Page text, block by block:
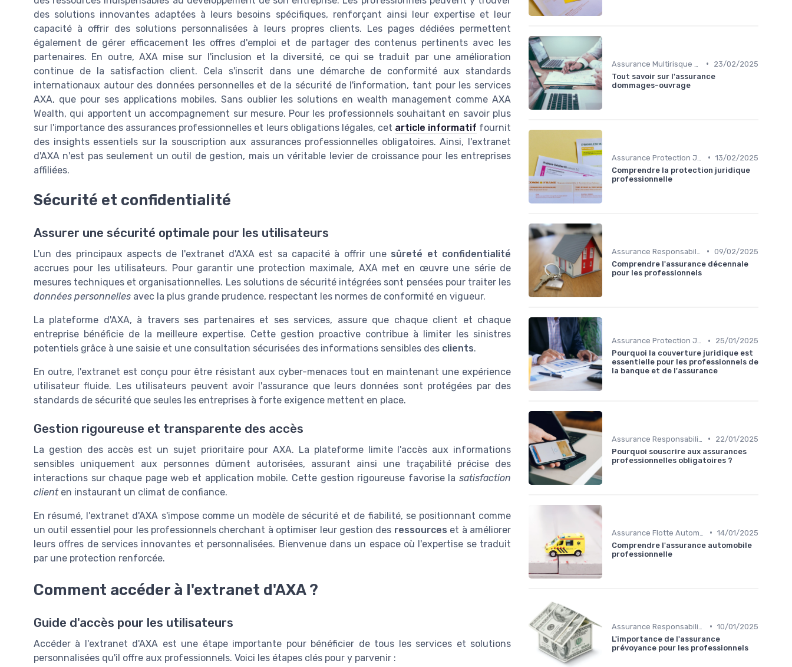
des solutions innovantes adaptées à leurs besoins spécifiques, renforçant ainsi leur expertise et leur
capacité à offrir des solutions personnalisées à leurs propres clients. Les pages dédiées permettent
également de gérer efficacement les offres d'emploi et de partager des contenus pertinents avec les
partenaires. En outre, AXA mise sur l'inclusion et la diversité, ce qui se traduit par une amélioration
continue de la satisfaction client. Cela s'inscrit dans une démarche de conformité aux standards
internationaux autour des données personnelles et de la sécurité de l'information, tant pour les services
AXA, que pour ses applications mobiles. Sans oublier les solutions en wealth management comme AXA
Wealth, qui apportent un accompagnement sur mesure. Pour les professionnels souhaitant en savoir plus
sur l'importance des assurances professionnelles et leurs obligations légales, cet article informatif fournit
des insights essentiels sur la souscription aux assurances professionnelles obligatoires. Ainsi, l'extranet
d'AXA n'est pas seulement un outil de gestion, mais un véritable levier de croissance pour les entreprises
affiliées.
Sécurité et confidentialité
Assurer une sécurité optimale pour les utilisateurs
L'un des principaux aspects de l'extranet d'AXA est sa capacité à offrir une sûreté et confidentialité
accrues pour les utilisateurs. Pour garantir une protection maximale, AXA met en œuvre une série de
mesures techniques et organisationnelles. Les solutions de sécurité intégrées sont pensées pour traiter les
données personnelles avec la plus grande prudence, respectant les normes de conformité en vigueur.
La plateforme d'AXA, à travers ses partenaires et ses services, assure que chaque client et chaque
entreprise bénéficie de la meilleure expertise. Cette gestion proactive contribue à limiter les sinistres
potentiels grâce à une saisie et une consultation sécurisées des informations sensibles des clients.
En outre, l'extranet est conçu pour être résistant aux cyber-menaces tout en maintenant une expérience
utilisateur fluide. Les utilisateurs peuvent avoir l'assurance que leurs données sont protégées par des
standards de sécurité que seules les entreprises à forte exigence mettent en place.
Gestion rigoureuse et transparente des accès
La gestion des accès est un sujet prioritaire pour AXA. La plateforme limite l'accès aux informations
sensibles uniquement aux personnes dûment autorisées, assurant ainsi une traçabilité précise des
interactions sur chaque page web et application mobile. Cette gestion rigoureuse favorise la satisfaction
clienten instaurant un climat de confiance.
En résumé, l'extranet d'AXA s'impose comme un modèle de sécurité et de fiabilité, se positionnant comme
un outil essentiel pour les professionnels cherchant à optimiser leur gestion des ressources et à améliorer
leurs offres de services innovantes et personnalisées. Bienvenue dans un espace où l'expertise se traduit
par une protection renforcée.
Comment accéder à l'extranet d'AXA ?
Guide d'accès pour les utilisateurs
Accéder à l'extranet d'AXA est une étape importante pour bénéficier de tous les services et solutions
personnalisées qu'il offre aux professionnels. Voici les étapes clés pour y parvenir :
•
23/02/2025
Tout savoir sur l'assurance
dommages-ouvrage
• 13/02/2025
Comprendre la protection juridique
professionnelle
• 09/02/2025
Comprendre l'assurance décennale
pour les professionnels
Assurance Protection Juridique Professionnelle •
25/01/2025
Pourquoi la couverture juridique est
essentielle pour les professionnels de
la banque et de l'assurance
•
22/01/2025
Pourquoi souscrire aux assurances
professionnelles obligatoires ?
• 14/01/2025
Comprendre l'assurance automobile
professionnelle
• 10/01/2025
L'importance de l'assurance
prévoyance pour les professionnels